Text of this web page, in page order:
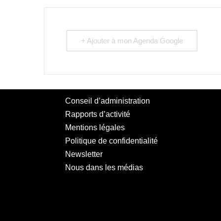
+ Ajouter à mon Agenda Google
Conseil d’administration
Rapports d’activité
Mentions légales
Politique de confidentialité
Newsletter
Nous dans les médias